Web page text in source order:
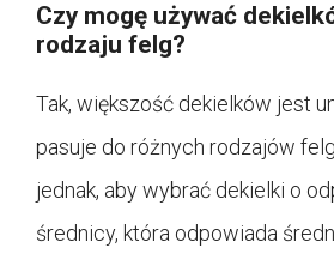
Czy mogę używać
rodzaju felg?
Tak, większość dekielków jest
pasuje do różnych rodzajów
jednak, aby wybrać dekielki o
średnicy, która odpowiada